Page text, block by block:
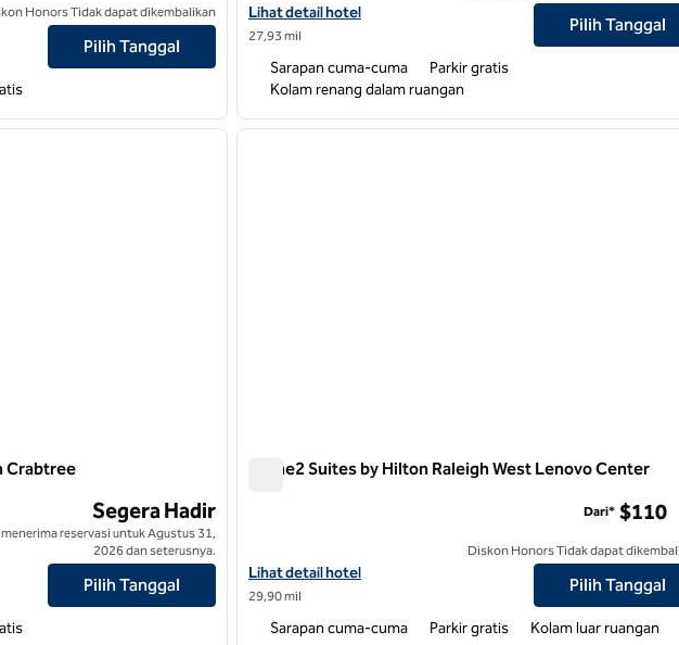
by Hilton Smithfield Selma
Honors Tidak dapat dikembalikan
Pilih Tanggal
Lihat detail hotel untuk Home2 Suites by Hilton Raleigh North I-
Lihat detail hotel
27,93 mil
Pilih Tanggal
Sarapan cuma-cuma
Parkir gratis
Kolam renang dalam ruangan
gambar berikutnya
Crabtree
by Hilton Raleigh Crabtree
Segera Hadir
menerima reservasi untuk Agustus 31,
2026 dan seterusnya.
Pilih Tanggal
1 dari 12
Home2 Suites by Hilton Raleigh West Lenovo Center
Lihat detail hotel untuk Home2 Suites by Hilton Raleigh West
Lihat detail hotel
29,90 mil
Dari* $110
Diskon Honors Tidak dapat
Pilih Tanggal
Sarapan cuma-cuma Parkir gratis Kolam luar ruangan